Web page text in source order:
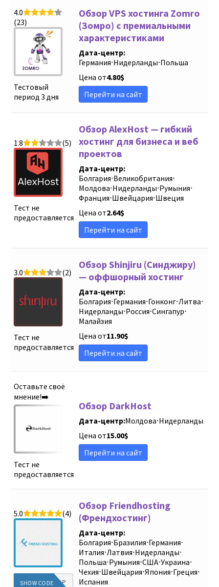
4.0
(23)
Тестовый
период 3 дня
Обзор VPS хостинга Zomro
(Зомро) с премиальными
характеристиками
Дата-центр:
Германия⋅Нидерланды⋅Польша
Цена от4.80$
Перейти на сайт
1.8 (5)
Тест не
предоставляется
Обзор AlexHost — гибкий
хостинг для бизнеса и веб
проектов
Дата-центр:
Болгария⋅Великобритания⋅
Молдова⋅Нидерланды⋅Румыния⋅
Франция⋅Швейцария⋅Швеция
Цена от2.64$
Перейти на сайт
3.0 (2)
Тест не
предоставляется
Обзор Shinjiru (Синджиру)
— оффшорный хостинг
Дата-центр:
Болгария⋅Германия⋅Гонконг⋅Литва⋅
Нидерланды⋅Россия⋅Сингапур⋅
Малайзия
Цена от11.90$
Перейти на сайт
Оставьте своё
мнение!➡️
Тест не
предоставляется
Обзор DarkHost
Дата-центр:Молдова⋅Нидерланды
Цена от15.00$
Перейти на сайт
5.0 (4)
WOW2TOP
SHOW CODE
Обзор Friendhosting
(Френдхостинг)
Дата-центр:
Болгария⋅Бразилия⋅Германия⋅
Италия⋅Латвия⋅Нидерланды⋅
Польша⋅Румыния⋅США⋅Украина⋅
Чехия⋅Швейцария⋅Япония⋅Греция⋅
Испания